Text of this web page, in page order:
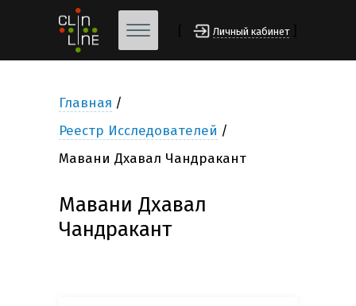
Личный кабинет
Главная
Реестр Исследователей
Мавани Дхавал Чандракант
Мавани Дхавал
Чандракант